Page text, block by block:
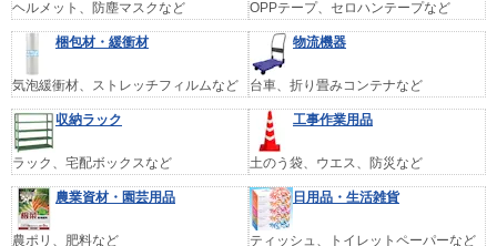
ヘルメット、防塵マスクなど OPPテープ、セロハンテープなど
梱包材・緩衝材
気泡緩衝材、ストレッチフィルムなど
物流機器
台車、折り畳みコンテナなど
収納ラック
ラック、宅配ボックスなど
工事作業用品
土のう袋、ウエス、防災など
農業資材・園芸用品
農ポリ、肥料など
日用品・生活雑貨
ティッシュ、トイレットペーパーなど